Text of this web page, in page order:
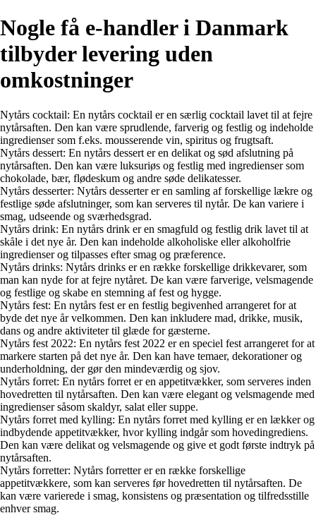
Nogle få e-handler i Danmark
tilbyder levering uden
omkostninger
Nytårs cocktail: En nytårs cocktail er en særlig cocktail lavet til at fejre
nytårsaften. Den kan være sprudlende, farverig og festlig og indeholde
ingredienser som f.eks. mousserende vin, spiritus og frugtsaft.
Nytårs dessert: En nytårs dessert er en delikat og sød afslutning på
nytårsaften. Den kan være luksuriøs og festlig med ingredienser som
chokolade, bær, flødeskum og andre søde delikatesser.
Nytårs desserter: Nytårs desserter er en samling af forskellige lækre og
festlige søde afslutninger, som kan serveres til nytår. De kan variere i
smag, udseende og sværhedsgrad.
Nytårs drink: En nytårs drink er en smagfuld og festlig drik lavet til at
skåle i det nye år. Den kan indeholde alkoholiske eller alkoholfrie
ingredienser og tilpasses efter smag og præference.
Nytårs drinks: Nytårs drinks er en række forskellige drikkevarer, som
man kan nyde for at fejre nytåret. De kan være farverige, velsmagende
og festlige og skabe en stemning af fest og hygge.
Nytårs fest: En nytårs fest er en festlig begivenhed arrangeret for at
byde det nye år velkommen. Den kan inkludere mad, drikke, musik,
dans og andre aktiviteter til glæde for gæsterne.
Nytårs fest 2022: En nytårs fest 2022 er en speciel fest arrangeret for at
markere starten på det nye år. Den kan have temaer, dekorationer og
underholdning, der gør den mindeværdig og sjov.
Nytårs forret: En nytårs forret er en appetitvækker, som serveres inden
hovedretten til nytårsaften. Den kan være elegant og velsmagende med
ingredienser såsom skaldyr, salat eller suppe.
Nytårs forret med kylling: En nytårs forret med kylling er en lækker og
indbydende appetitvækker, hvor kylling indgår som hovedingrediens.
Den kan være delikat og velsmagende og give et godt første indtryk på
nytårsaften.
Nytårs forretter: Nytårs forretter er en række forskellige
appetitvækkere, som kan serveres før hovedretten til nytårsaften. De
kan være varierede i smag, konsistens og præsentation og tilfredsstille
enhver smag.